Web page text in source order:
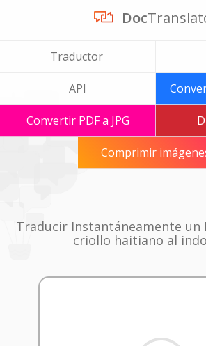
Doc
Traductor
API
Convertir PDF a JPG
Comprimir
Traducir Instantáneamente un
criollo haitiano al